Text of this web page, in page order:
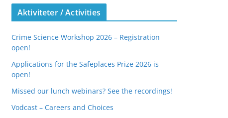
Aktiviteter / Activities
Crime Science Workshop 2026 – Registration
open!
Applications for the Safeplaces Prize 2026 is
open!
Missed our lunch webinars? See the recordings!
Vodcast – Careers and Choices